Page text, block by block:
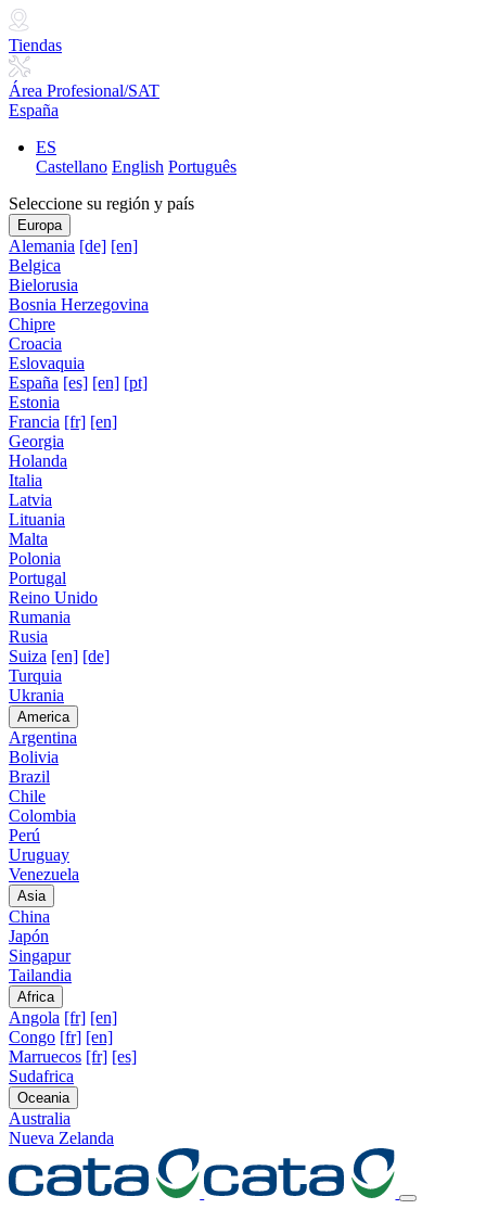
Tiendas
Área Profesional/SAT
España
ES
Castellano English Português
Seleccione su región y país
Europa
Alemania [de] [en]
Belgica
Bielorusia
Bosnia Herzegovina
Chipre
Croacia
Eslovaquia
España [es] [en] [pt]
Estonia
Francia [fr] [en]
Georgia
Holanda
Italia
Latvia
Lituania
Malta
Polonia
Portugal
Reino Unido
Rumania
Rusia
Suiza [en] [de]
Turquia
Ukrania
America
Argentina
Bolivia
Brazil
Chile
Colombia
Perú
Uruguay
Venezuela
Asia
China
Japón
Singapur
Tailandia
Africa
Angola [fr] [en]
Congo [fr] [en]
Marruecos [fr] [es]
Sudafrica
Oceania
Australia
Nueva Zelanda